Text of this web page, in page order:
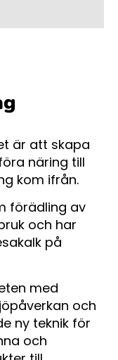
är att skapa
näring till
kom ifrån.
förädling av
och har
på
med
och
ny teknik för
och